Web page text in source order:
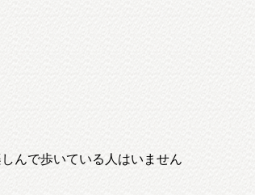
んで歩いている人はいません